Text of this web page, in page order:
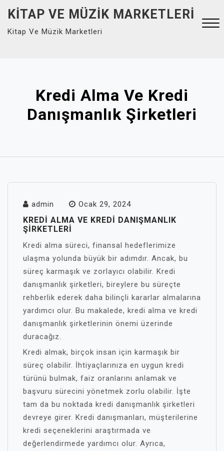
content
KITAP VE MÜZIK MARKETLERI
Kitap Ve Müzik Marketleri
Kredi Alma Ve Kredi
Danışmanlık Şirketleri
admin Ocak 29, 2024
KREDI ALMA VE KREDI DANIŞMANLIK
ŞIRKETLERI
Kredi alma süreci, finansal hedeflerimize
ulaşma yolunda büyük bir adımdır. Ancak, bu
süreç karmaşık ve zorlayıcı olabilir. Kredi
danışmanlık şirketleri, bireylere bu süreçte
rehberlik ederek daha bilinçli kararlar almalarına
yardımcı olur. Bu makalede, kredi alma ve kredi
danışmanlık şirketlerinin önemi üzerinde
duracağız.
Kredi almak, birçok insan için karmaşık bir
süreç olabilir. İhtiyaçlarınıza en uygun kredi
türünü bulmak, faiz oranlarını anlamak ve
başvuru sürecini yönetmek zorlu olabilir. İşte
tam da bu noktada kredi danışmanlık şirketleri
devreye girer. Kredi danışmanları, müşterilerine
kredi seçeneklerini araştırmada ve
değerlendirmede yardımcı olur. Ayrıca,